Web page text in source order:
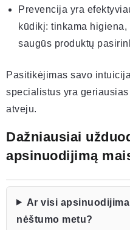
Prevencija yra
kūdikį: tinkama
saugūs produktų
Pasitikėjimas savo
specialistus yra
atveju.
Dažniausiai
apsinuodijimą
Ar visi
nėštumo metu?